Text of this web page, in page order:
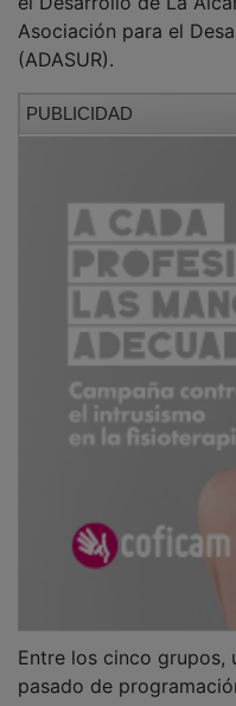
Asociación para el
(ADASUR).
pasado de
geográfico de